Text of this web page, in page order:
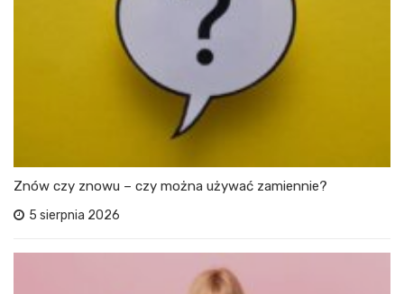
Znów czy znowu – czy można używać zamiennie?
5 sierpnia 2026